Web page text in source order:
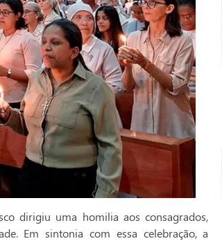
dirigiu uma homilia aos consagrados,
Em sintonia com essa celebração, a